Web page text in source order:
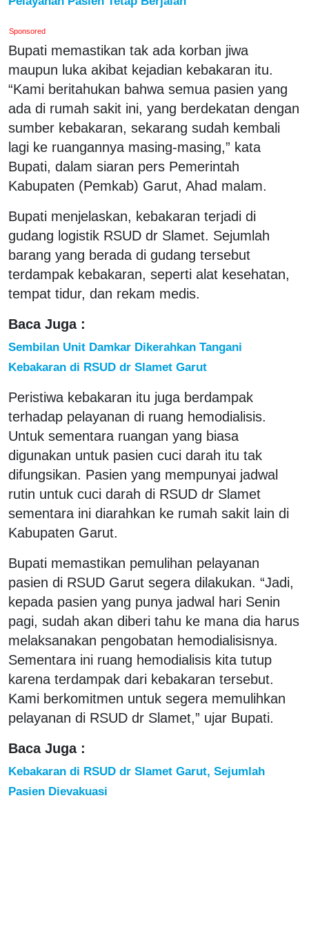
Sponsored
Bupati memastikan tak ada korban jiwa
maupun luka akibat kejadian kebakaran itu.
“Kami beritahukan bahwa semua pasien yang
ada di rumah sakit ini, yang berdekatan dengan
sumber kebakaran, sekarang sudah kembali
lagi ke ruangannya masing-masing,” kata
Bupati, dalam siaran pers Pemerintah
Kabupaten (Pemkab) Garut, Ahad malam.
Bupati menjelaskan, kebakaran terjadi di
gudang logistik RSUD dr Slamet. Sejumlah
barang yang berada di gudang tersebut
terdampak kebakaran, seperti alat kesehatan,
tempat tidur, dan rekam medis.
Baca Juga :
Sembilan Unit Damkar Dikerahkan Tangani
Kebakaran di RSUD dr Slamet Garut
Peristiwa kebakaran itu juga berdampak
terhadap pelayanan di ruang hemodialisis.
Untuk sementara ruangan yang biasa
digunakan untuk pasien cuci darah itu tak
difungsikan. Pasien yang mempunyai jadwal
rutin untuk cuci darah di RSUD dr Slamet
sementara ini diarahkan ke rumah sakit lain di
Kabupaten Garut.
Bupati memastikan pemulihan pelayanan
pasien di RSUD Garut segera dilakukan. “Jadi,
kepada pasien yang punya jadwal hari Senin
pagi, sudah akan diberi tahu ke mana dia harus
melaksanakan pengobatan hemodialisisnya.
Sementara ini ruang hemodialisis kita tutup
karena terdampak dari kebakaran tersebut.
Kami berkomitmen untuk segera memulihkan
pelayanan di RSUD dr Slamet,” ujar Bupati.
Baca Juga :
Kebakaran di RSUD dr Slamet Garut, Sejumlah
Pasien Dievakuasi